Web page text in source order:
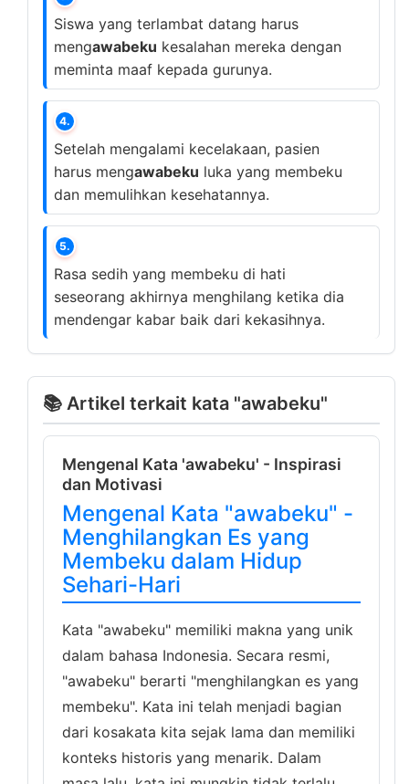
Siswa yang terlambat datang harus
mengawabeku kesalahan mereka dengan
meminta maaf kepada gurunya.
4.
Setelah mengalami kecelakaan, pasien
harus mengawabeku luka yang membeku
dan memulihkan kesehatannya.
5.
Rasa sedih yang membeku di hati
seseorang akhirnya menghilang ketika dia
mendengar kabar baik dari kekasihnya.
📚 Artikel terkait kata "awabeku"
Mengenal Kata 'awabeku' - Inspirasi
dan Motivasi
Mengenal Kata "awabeku" -
Menghilangkan Es yang
Membeku dalam Hidup
Sehari-Hari
Kata "awabeku" memiliki makna yang unik
dalam bahasa Indonesia. Secara resmi,
"awabeku" berarti "menghilangkan es yang
membeku". Kata ini telah menjadi bagian
dari kosakata kita sejak lama dan memiliki
konteks historis yang menarik. Dalam